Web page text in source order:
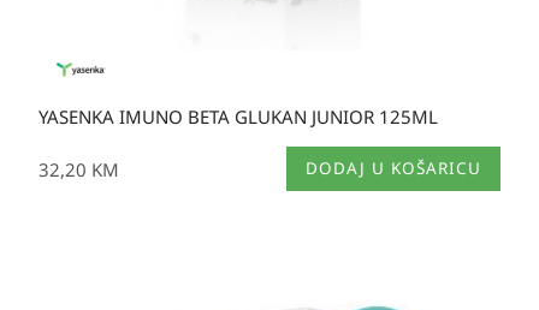
YASENKA IMUNO BETA GLUKAN JUNIOR 125ML
32,20 KM DODAJ U KOŠARICU